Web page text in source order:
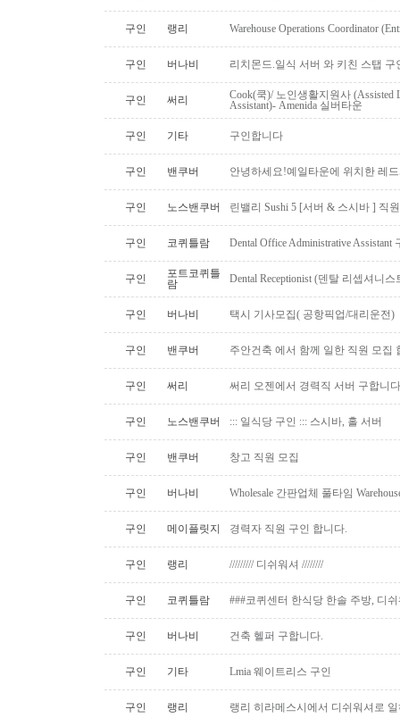
구인 랭리 Warehouse Operations Coordinator
구인 버나비 리치몬드.일식 서버 와 키친 스탭 구
구인 써리
Cook(쿡)/ 노인생활지원사 (Assisted
Assistant)- Amenida 실버타운
구인 기타 구인합니다
구인 밴쿠버 안녕하세요!예일타운에 위치한 레
구인 노스밴쿠버 린밸리 Sushi 5 [서버 & 스시바 ] 직
구인 코퀴틀람 Dental Office Administrative Assistant
구인
포트코퀴틀
람
Dental Receptionist (덴탈 리셉셔니
구인 버나비 택시 기사모집( 공항픽업/대리운전)
구인 밴쿠버 주안건축 에서 함께 일한 직원 모집
구인 써리 써리 오젠에서 경력직 서버 구합니다
구인 노스밴쿠버 ::: 일식당 구인 ::: 스시바, 홀 서버
구인 밴쿠버 창고 직원 모집
구인 버나비 Wholesale 간판업체 풀타임
구인 메이플릿지 경력자 직원 구인 합니다.
구인 랭리 ///////// 디쉬워셔 ////////
구인 코퀴틀람 ###코퀴센터 한식당 한솔 주방, 디
구인 버나비 건축 헬퍼 구합니다.
구인 기타 Lmia 웨이트리스 구인
구인 랭리 랭리 히라메스시에서 디쉬워셔로